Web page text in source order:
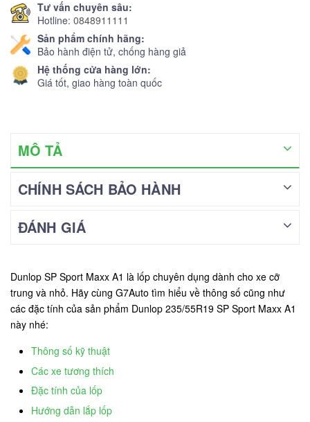
Tư vấn chuyên sâu:
Hotline: 0848911111
Sản phẩm chính hãng:
Bảo hành điện tử, chống hàng giả
Hệ thống cửa hàng lớn:
Giá tốt, giao hàng toàn quốc
MÔ TẢ
CHÍNH SÁCH BẢO HÀNH
ĐÁNH GIÁ
Dunlop SP Sport Maxx A1 là lốp chuyên dụng dành cho xe cỡ
trung và nhỏ. Hãy cùng G7Auto tìm hiểu về thông số cũng như
các đặc tính của sản phẩm Dunlop 235/55R19 SP Sport Maxx A1
này nhé:
Thông số kỹ thuật
Các xe tương thích
Đặc tính của lốp
Hướng dẫn lắp lốp